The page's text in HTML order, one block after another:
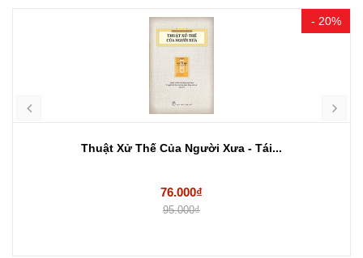
- 20%
Thuật Xử Thế Của Người Xưa - Tái...
76.000₫
95.000₫